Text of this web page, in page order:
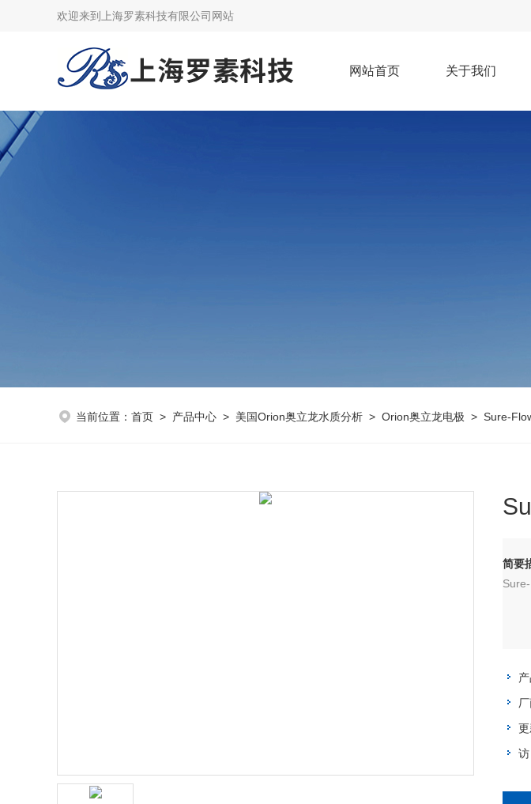
欢迎来到上海罗素科技有限公司网站
网站首页 关于我们
当前位置： 首页 > 产品中心 > 美国Orion奥立龙水质分析 > Orion奥立龙电极 > Sure-
简要
更